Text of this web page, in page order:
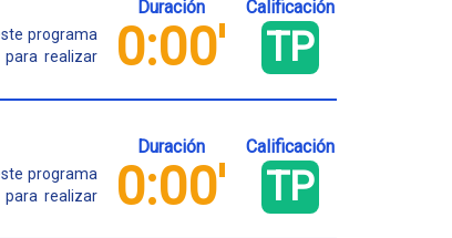
programa
realizar
Duración
0:00'
Calificación
TP
programa
realizar
Duración
0:00'
Calificación
TP